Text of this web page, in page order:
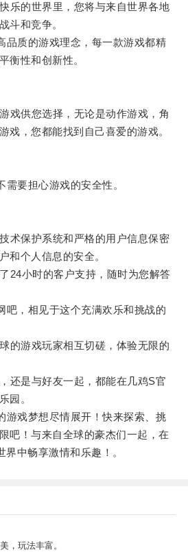
的世界里，您将与来自世界各地
斗和竞争。
质的游戏理念，每一款游戏都精
衡性和创新性。
供您选择，无论是动作游戏，角
戏，您都能找到自己喜爱的游戏。
要担心游戏的安全性。
保护系统和严格的用户信息保密
和个人信息的安全。
小时的客户支持，随时为您解答
，相见于这个充满欢乐和挑战的
游戏玩家相互切磋，体验无限的
是与好友一起，都能在几鸡S官
园。
戏梦想尽情展开！快来探索、挑
吧！与来自全球的豪杰们一起，在
界中畅享激情和乐趣！。
，玩法丰富。